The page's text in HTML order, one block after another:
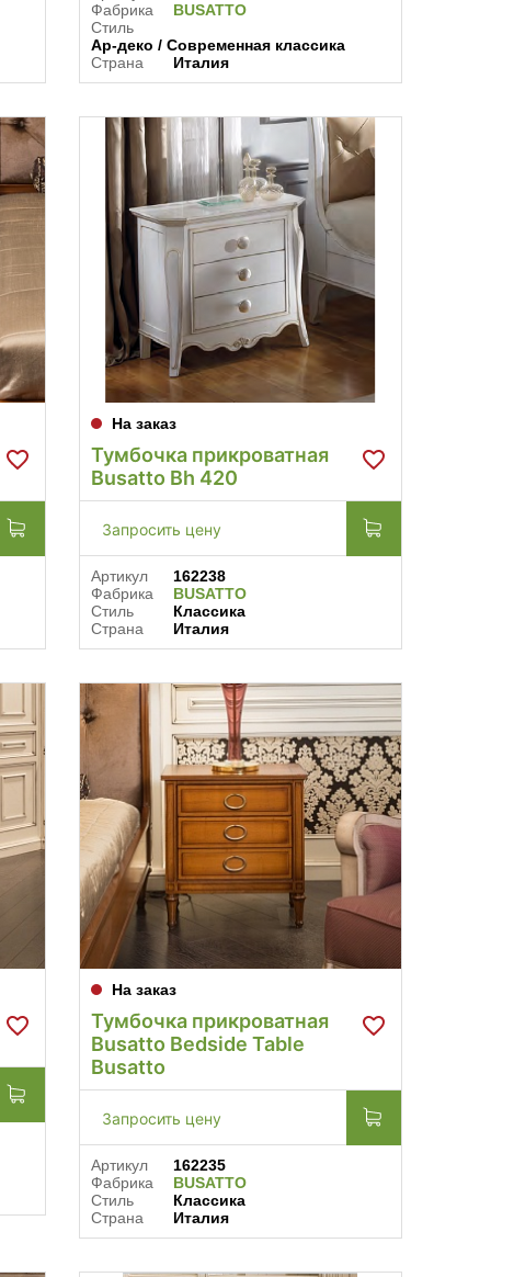
Фабрика
BUSATTO
Стиль
Ар-деко / Современная классика
Страна
Италия
На заказ
Тумбочка прикроватная
Busatto Bh 420
Запросить цену
Артикул
162238
Фабрика
BUSATTO
Стиль
Классика
Страна
Италия
На заказ
Тумбочка прикроватная
Busatto Bedside Table
Busatto
Запросить цену
Артикул
162235
Фабрика
BUSATTO
Стиль
Классика
Страна
Италия